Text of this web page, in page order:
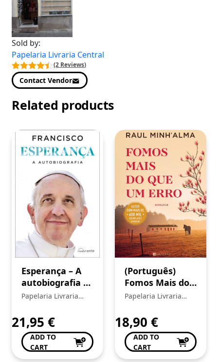
Sold by:
Papelaria Livraria Central
(2 Reviews)
Contact Vendor
Related products
Esperança – A
autobiografia –
Papa Francisco
Papelaria Livraria
21,95 €
ADD TO
CART
(Português)
Fomos Mais do
que um Erro
Papelaria Livraria
18,90 €
ADD TO
CART